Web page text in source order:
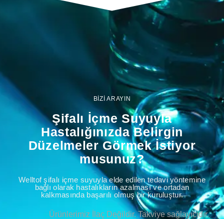
BİZİ ARAYIN
Şifalı İçme Suyuyla
Hastalığınızda Belirgin
Düzelmeler Görmek İstiyor
musunuz?
Welltof şifalı içme suyuyla elde edilen tedavi yöntemine
bağlı olarak hastalıkların azalması ve ortadan
kalkmasında başarılı olmuş bir kuruluştur.
Ürünlerimiz İlaç Değildir. Takviye sağlayıcıdır.